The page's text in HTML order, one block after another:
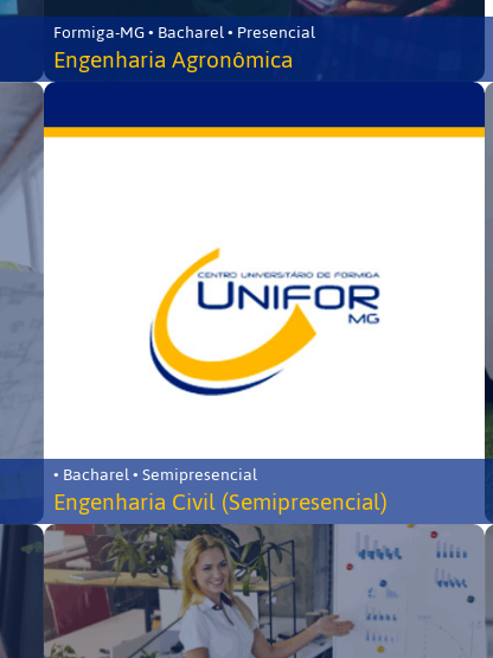
Formiga-MG • Bacharel • Presencial
Engenharia Agronômica
• Bacharel • Semipresencial
Engenharia Civil (Semipresencial)